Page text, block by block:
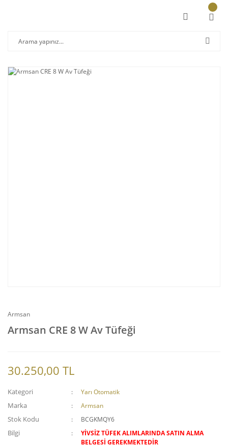
Armsan
Armsan CRE 8 W Av Tüfeği
30.250,00 TL
Kategori Yarı Otomatik
Marka Armsan
Stok Kodu BCGKMQY6
Bilgi
YİVSİZ TÜFEK ALIMLARINDA SATIN ALMA
BELGESİ GEREKMEKTEDİR